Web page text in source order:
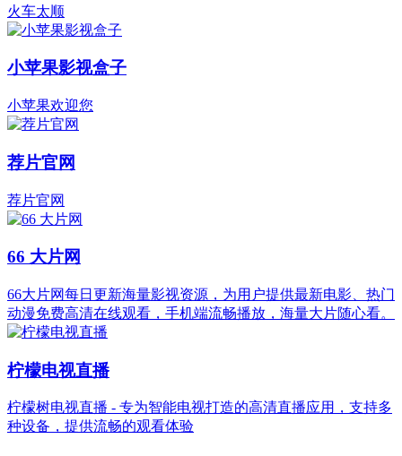
火车太顺
小苹果影视盒子
小苹果欢迎您
荐片官网
荐片官网
66 大片网
66大片网每日更新海量影视资源，为用户提供最新电影、热门
动漫免费高清在线观看，手机端流畅播放，海量大片随心看。
柠檬电视直播
柠檬树电视直播 - 专为智能电视打造的高清直播应用，支持多
种设备，提供流畅的观看体验